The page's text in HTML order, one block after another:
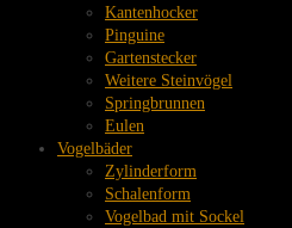
Kantenhocker
Pinguine
Gartenstecker
Weitere Steinvögel
Springbrunnen
Eulen
Vogelbäder
Zylinderform
Schalenform
Vogelbad mit Sockel